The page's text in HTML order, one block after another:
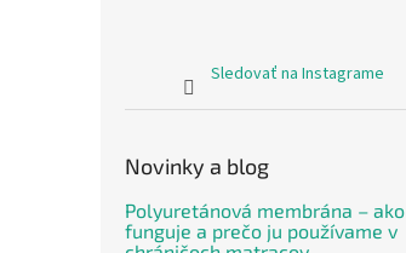
Sledovať na Instagrame
Novinky a blog
Polyuretánová membrána – ako
funguje a prečo ju používame v